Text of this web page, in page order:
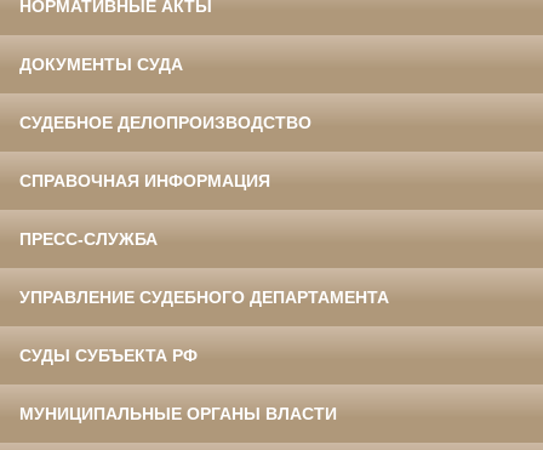
НОРМАТИВНЫЕ АКТЫ
ДОКУМЕНТЫ СУДА
СУДЕБНОЕ ДЕЛОПРОИЗВОДСТВО
СПРАВОЧНАЯ ИНФОРМАЦИЯ
ПРЕСС-СЛУЖБА
УПРАВЛЕНИЕ СУДЕБНОГО ДЕПАРТАМЕНТА
СУДЫ СУБЪЕКТА РФ
МУНИЦИПАЛЬНЫЕ ОРГАНЫ ВЛАСТИ